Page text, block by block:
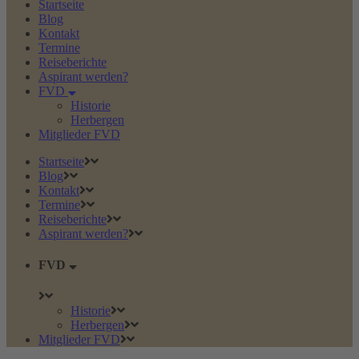
Startseite
Blog
Kontakt
Termine
Reiseberichte
Aspirant werden?
FVD
Historie
Herbergen
Mitglieder FVD
Startseite
Blog
Kontakt
Termine
Reiseberichte
Aspirant werden?
FVD
Historie
Herbergen
Mitglieder FVD